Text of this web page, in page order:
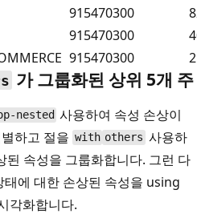
915470300
915470300
915470300
가 그룹화된 상위 5개 주
nested 사용하여 속성 손상이
하고 절을 with others 사용하
된 속성을 그룹화합니다. 그런 다
에 대한 손상된 속성을 using
각화합니다.